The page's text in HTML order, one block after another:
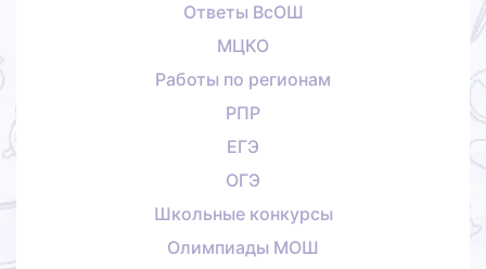
Ответы ВсОШ
МЦКО
Работы по регионам
РПР
ЕГЭ
ОГЭ
Школьные конкурсы
Олимпиады МОШ